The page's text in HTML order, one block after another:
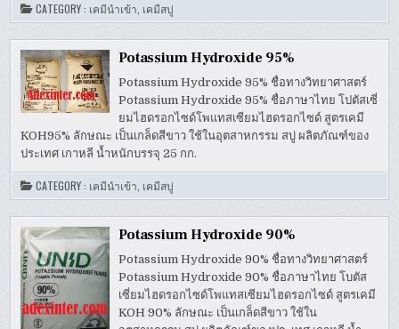
CATEGORY : เคมีนำเข้า เคมีสบู่
Potassium Hydroxide 95%
Potassium Hydroxide 95% ชื่อทางวิทยาศาสตร์
Potassium Hydroxide 95% ชื่อภาษาไทย โปตัสเซี่
ยมไฮดรอกไซด์โพแทสเซียมไฮดรอกไซด์ สูตรเคมี
KOH95% ลักษณะ เป็นเกล็ดสีขาว ใช้ในอุตสาหกรรม สบู่ ผลิตภัณฑ์ของ
ประเทศ เกาหลี น้ำหนักบรรจุ 25 กก.
CATEGORY : เคมีนำเข้า เคมีสบู่
Potassium Hydroxide 90%
Potassium Hydroxide 90% ชื่อทางวิทยาศาสตร์
Potassium Hydroxide 90% ชื่อภาษาไทย โบตัส
เซี่ยมไฮดรอกไซด์โพแทสเซียมไฮดรอกไซด์ สูตรเคมี
KOH 90% ลักษณะ เป็นเกล็ดสีขาว ใช้ใน